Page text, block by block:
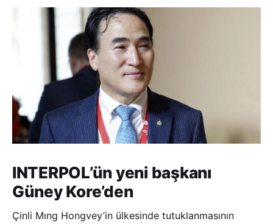
INTERPOL’ün yeni başkanı
Güney Kore’den
Çinli Mıng Hongvey’in ülkesinde tutuklanmasının